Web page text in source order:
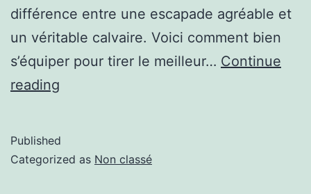
différence entre une escapade agréable et
un véritable calvaire. Voici comment bien
s’équiper pour tirer le meilleur… Continue
reading
Published
Categorized as Non classé